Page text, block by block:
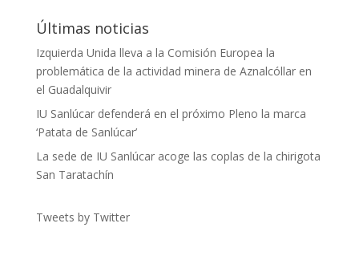
Últimas noticias
Izquierda Unida lleva a la Comisión Europea la
problemática de la actividad minera de Aznalcóllar en
el Guadalquivir
IU Sanlúcar defenderá en el próximo Pleno la marca
‘Patata de Sanlúcar’
La sede de IU Sanlúcar acoge las coplas de la chirigota
San Taratachín
Tweets by Twitter